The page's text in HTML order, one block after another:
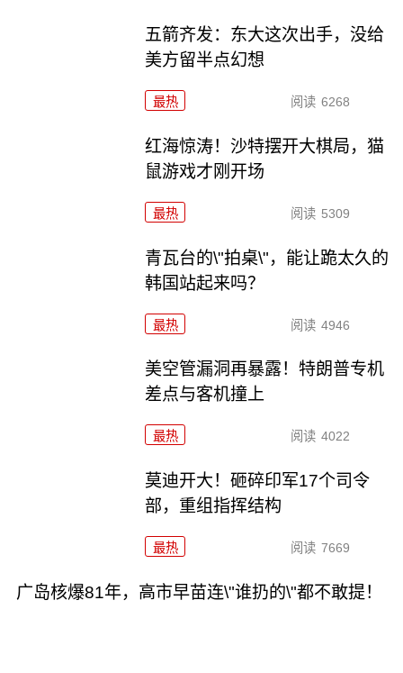
五箭齐发：东大这次出手，没给
美方留半点幻想
最热 阅读 6268
红海惊涛！沙特摆开大棋局，猫
鼠游戏才刚开场
最热 阅读 5309
青瓦台的\"拍桌\"，能让跪太久的
韩国站起来吗？
最热 阅读 4946
美空管漏洞再暴露！特朗普专机
差点与客机撞上
最热 阅读 4022
莫迪开大！砸碎印军17个司令
部，重组指挥结构
最热 阅读 7669
广岛核爆81年，高市早苗连\"谁扔的\"都不敢提！